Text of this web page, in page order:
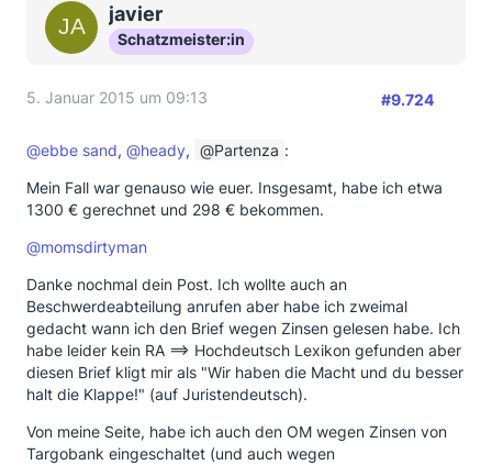
javier
Schatzmeister:in
5. Januar 2015 um 09:13 #9.724
@ebbe sand, @heady, Partenza :
Mein Fall war genauso wie euer. Insgesamt, habe ich etwa
1300 € gerechnet und 298 € bekommen.
@momsdirtyman
Danke nochmal dein Post. Ich wollte auch an
Beschwerdeabteilung anrufen aber habe ich zweimal
gedacht wann ich den Brief wegen Zinsen gelesen habe. Ich
habe leider kein RA ==> Hochdeutsch Lexikon gefunden aber
diesen Brief kligt mir als "Wir haben die Macht und du besser
halt die Klappe!" (auf Juristendeutsch).
Von meine Seite, habe ich auch den OM wegen Zinsen von
Targobank eingeschaltet (und auch wegen